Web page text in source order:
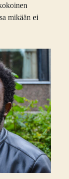
mikään ei